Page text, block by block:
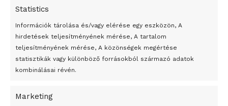
Statistics
Információk tárolása és/vagy elérése egy eszközön, A
hirdetések teljesítményének mérése, A tartalom
teljesítményének mérése, A közönségek megértése
statisztikák vagy különböző forrásokból származó adatok
kombinálásai révén.
Marketing